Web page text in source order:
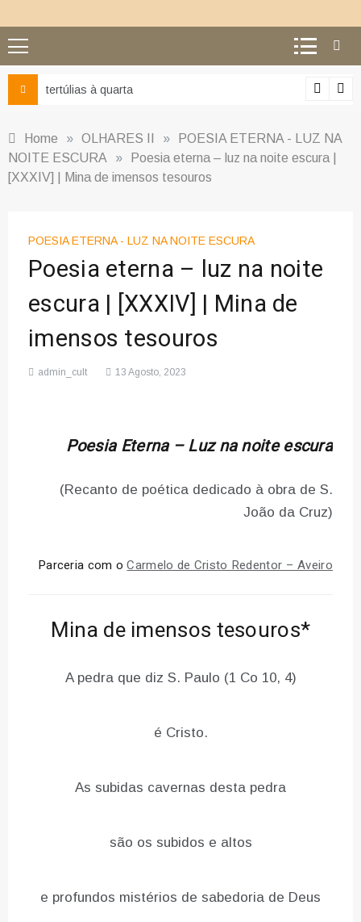
Ciência e religião: como superar o equívoco do conflito
Home » OLHARES II »
POESIA ETERNA - LUZ NA
NOITE ESCURA
»
Poesia eterna – luz na noite escura |
[XXXIV] | Mina de imensos tesouros
POESIA ETERNA - LUZ NA NOITE ESCURA
Poesia eterna – luz na noite
escura | [XXXIV] | Mina de
imensos tesouros
admin_cult 13 Agosto, 2023
Poesia Eterna – Luz na noite escura
(Recanto de poética dedicado à obra de S.
João da Cruz)
Parceria com oCarmelo de Cristo Redentor – Aveiro
Mina de imensos tesouros*
A pedra que diz S. Paulo (1 Co 10, 4)
é Cristo.
As subidas cavernas desta pedra
são os subidos e altos
e profundos mistérios de sabedoria de Deus